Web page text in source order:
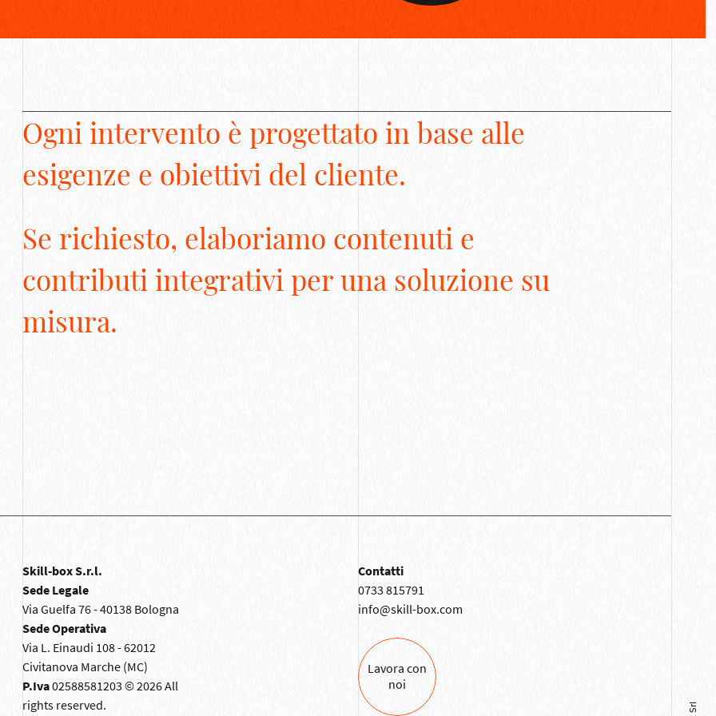
Ogni intervento è progettato in base alle
esigenze e obiettivi del cliente.
Se richiesto, elaboriamo contenuti e
contributi integrativi per una soluzione su
misura.
Skill-box S.r.l.
Sede Legale
Via Guelfa 76 - 40138 Bologna
Sede Operativa
Via L. Einaudi 108 - 62012
Civitanova Marche (MC)
P.Iva02588581203 © 2026 All
rights reserved.
Contatti
0733 815791
info@skill-box.com
Lavora con
noi